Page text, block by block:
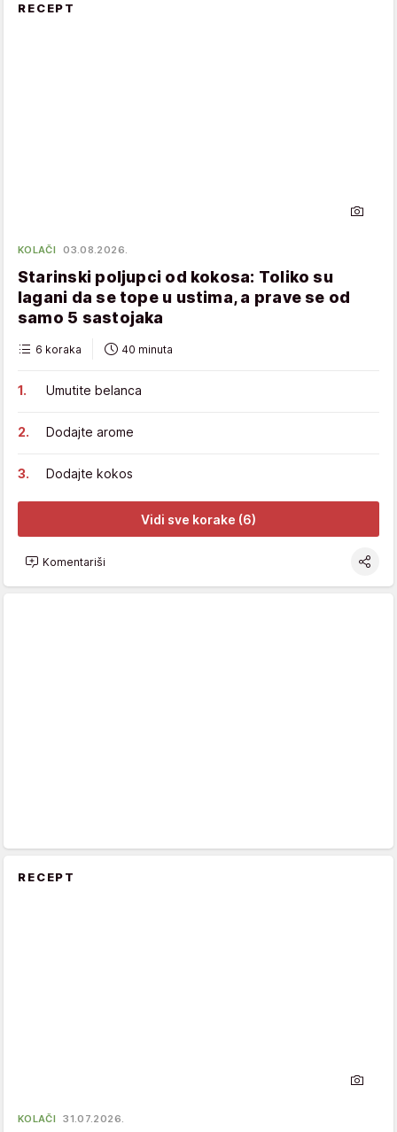
RECEPT
KOLAČI 03.08.2026.
Starinski poljupci od kokosa: Toliko su
lagani da se tope u ustima, a prave se od
samo 5 sastojaka
6 koraka 40 minuta
Umutite belanca
Dodajte arome
Dodajte kokos
Vidi sve korake (6)
Komentariši
RECEPT
KOLAČI 31.07.2026.